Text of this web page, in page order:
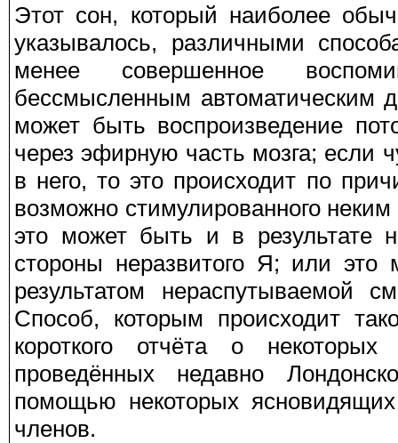
Этот сон, который наиболее
указывалось, различными
менее совершенное
бессмысленным автоматическим
может быть воспроизведение
через эфирную часть мозга; если
в него, то это происходит по
возможно стимулированного
это может быть и в результате
стороны неразвитого Я; или это
результатом нераспутываемой
Способ, которым происходит
короткого отчёта о
проведённых недавно
помощью некоторых
членов.